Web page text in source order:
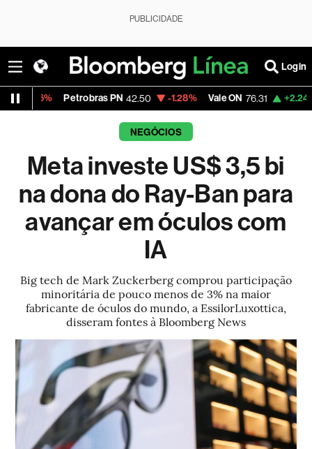
PUBLICIDADE
Login
Petrobras PN 42.50 -1.28% Vale ON 76.31 +2.24% Itaú PN
NEGÓCIOS
Meta investe US$ 3,5 bi
na dona do Ray-Ban para
avançar em óculos com
IA
Big tech de Mark Zuckerberg comprou participação
minoritária de pouco menos de 3% na maior
fabricante de óculos do mundo, a EssilorLuxottica,
disseram fontes à Bloomberg News